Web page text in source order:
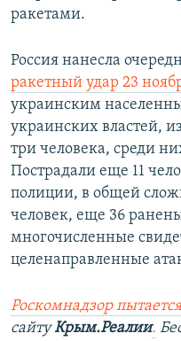
ракетами.
Россия нанесла
ракетный удар 23
украинским
украинских властей,
три человека, среди
Пострадали еще 11
полиции, в общей
человек, еще 36
многочисленные
целенаправленные
Роскомнадзор
сайтуКрым.Реалии.